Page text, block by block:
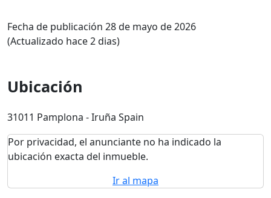
Fecha de publicación 28 de mayo de 2026
(Actualizado hace 2 dias)
Ubicación
31011 Pamplona - Iruña Spain
Por privacidad, el anunciante no ha indicado la
ubicación exacta del inmueble.
Ir al mapa